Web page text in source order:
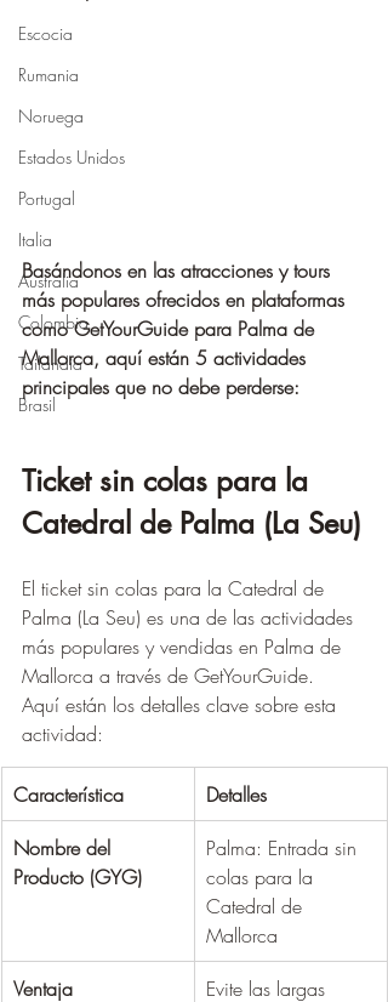
Escocia
Rumania
Noruega
Estados Unidos
Portugal
Italia
Australia
Colombia
Tailandia
Brasil
Basándonos en las atracciones y tours
más populares ofrecidos en plataformas
como GetYourGuide para Palma de
Mallorca, aquí están 5 actividades
principales que no debe perderse:
Ticket sin colas para la
Catedral de Palma (La Seu)
El ticket sin colas para la Catedral de
Palma (La Seu) es una de las actividades
más populares y vendidas en Palma de
Mallorca a través de GetYourGuide.
Aquí están los detalles clave sobre esta
actividad:
Característica
Detalles
Nombre del
Producto (GYG)
Palma: Entrada sin
colas para la
Catedral de
Mallorca
Ventaja
Evite las largas